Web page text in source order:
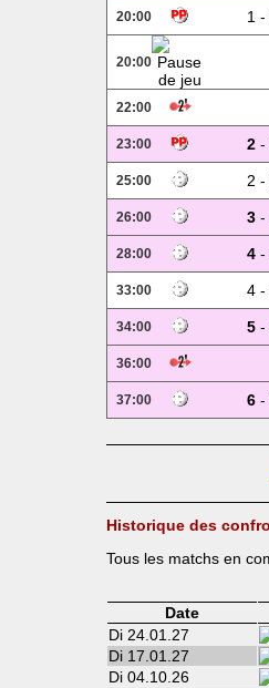
20:00 1 -
20:00
22:00
23:00 2-
25:00 2 -
26:00 3-
28:00 4-
33:00 4 -
34:00 5-
36:00
37:00 6-
Historique des
Tous les matchs en
Date
Di 24.01.27
Di 17.01.27
Di 04.10.26